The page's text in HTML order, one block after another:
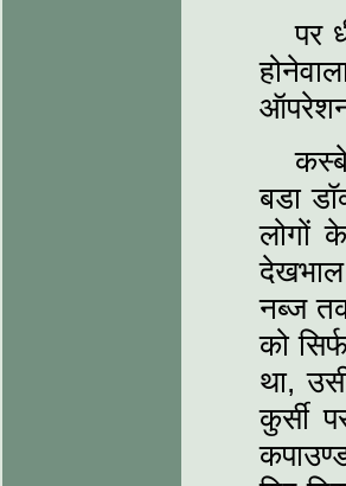
पर
बडा
लोगों
देखभाल
नब्ज
को
था,
कुर्सी